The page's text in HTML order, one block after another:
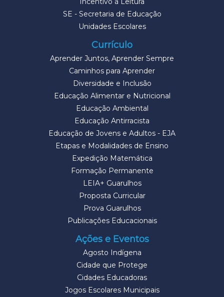
SE - Secretaria de Educação
Unidades Escolares
Currículo
Aprender Juntos, Aprender Sempre
Caminhos para Aprender
Diversidade e Inclusão
Educação Alimentar e Nutricional
Educação Ambiental
Educação Antirracista
Educação de Jovens e Adultos - EJA
Etapas e Modalidades de Ensino
Expedição Matemática
Formação Permanente
LEIA+ Guarulhos
Proposta Curricular
Prova Guarulhos
Publicações Educacionais
Ações e Eventos
Agosto Indígena
Cidade que Protege
Cidades Educadoras
Jogos Escolares Municipais